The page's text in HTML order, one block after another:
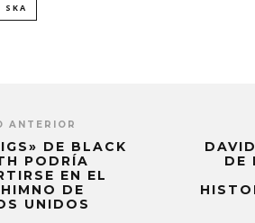
SKA
ANTERIOR
DE BLACK
PODRÍA
EN EL
DE
UNIDOS
DE